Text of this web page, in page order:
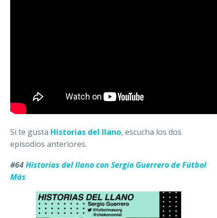
Si te gusta Historias del llano, escucha los dos
episodios anteriores.
#64Historias del llano con Sergio Guerrero de Fútbol
Más